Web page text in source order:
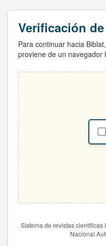
Verificación
Para continuar hacia
proviene de un navegador
Sistema de revistas
Nacional